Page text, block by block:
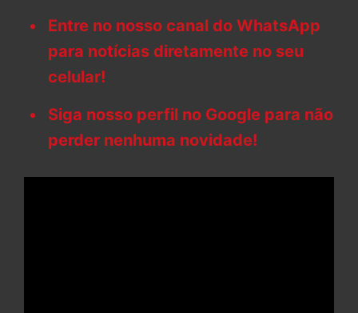
Entre no nosso canal do WhatsApp
para notícias diretamente no seu
celular!
Siga nosso perfil no Google para não
perder nenhuma novidade!